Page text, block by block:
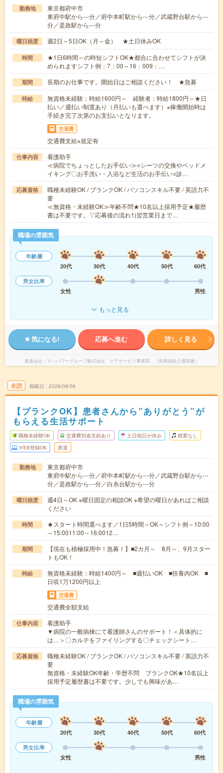
勤務地
東京都府中市
東府中駅から---分／府中本町駅から---分／武蔵野台駅から---
分／是政駅から---分
曜日頻度 週2日～5日OK（月～金） ★土日休みOK
時間
★1日6時間～の時短シフトOK★都合に合わせてシフトが決
められますシフト例：7：00～16：009：…
期間 長期のお仕事です。開始日はご相談ください！ ★急募
時給
無資格未経験：時給1600円～ 経験者：時給1800円～★日
払い／週払い制度あり（月払いも選べます）※稼働開始時は
手続き完了次第のお支払いとなります。
交通費
交通費支給※規定有
仕事内容
看護助手
≪病院でちょっとしたお手伝い≫○シーツの交換やベッドメ
イキング〇お手洗い・入浴など生活のお手伝い○診…
応募資格
職種未経験OK / ブランクOK / パソコンスキル不要 / 英語力不
要
≪無資格・未経験OK≫年齢不問★10名以上採用予定★履歴
書は不要です。▽応募後の流れ1)翌営業日まで…
職場の雰囲気
年齢層
20代
30代 40代 50代
60代
男女比率
女性
男性
もっと見る
気になる! 応募へ進む 詳しく見る
派遣会社 マンパワーグループ株式会社 ケアサービス事業部 （医療福祉介護関連）
未読 掲載日 2026/08/06
【ブランクOK】患者さんから”ありがとう”が
もらえる生活サポート
職種未経験OK 交通費別途支給あり 土日祝日が休み 残業なし
WEB登録OK 派遣
勤務地
東京都府中市
東府中駅から---分／府中本町駅から---分／武蔵野台駅から---
分／是政駅から---分／白糸台駅から---分
曜日頻度
週4日～OK ※曜日固定の相談OK ※希望の曜日があればご相談
ください
時間
★スタート時間選べます／1日5時間～OK～シフト例～10:00
～15:0011:00～16:0012…
期間
【現在も積極採用中！急募！】■2カ月～ 8月～、9月スター
トもOK！
時給
無資格未経験：時給1400円～ ■週払いOK ■扶養内OK ■
日収1万1200円以上
交通費
交通費全額支給
仕事内容
看護助手
▼病院の一般病棟にて看護師さんのサポート！＜具体的に
は…＞〇カルテをファイリングする〇チェックシート…
応募資格
職種未経験OK / ブランクOK / パソコンスキル不要 / 英語力不
要
無資格・未経験OK年齢・学歴不問 ブランクOK★10名以上
採用予定履歴書は不要です。少しでも興味があ…
職場の雰囲気
年齢層
20代
30代 40代 50代
60代
男女比率
女性
男性